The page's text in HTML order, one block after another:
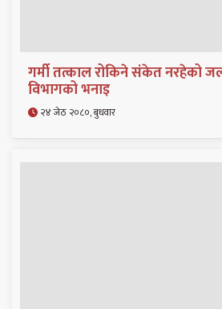
गर्मी तत्काल रोकिने संकेत नरहेको
विभागको भनाइ
२४ जेठ २०८०, बुधवार